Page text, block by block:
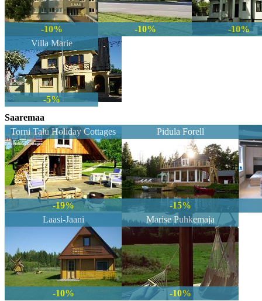
-10% -10%
-10%
Villa Marie
-5%
Saaremaa
Torni Talu Holiday Cottages
-19%
Pidula Forell
-15%
Laasi-Jaani
-10%
Marise Puhkemaja
-10%